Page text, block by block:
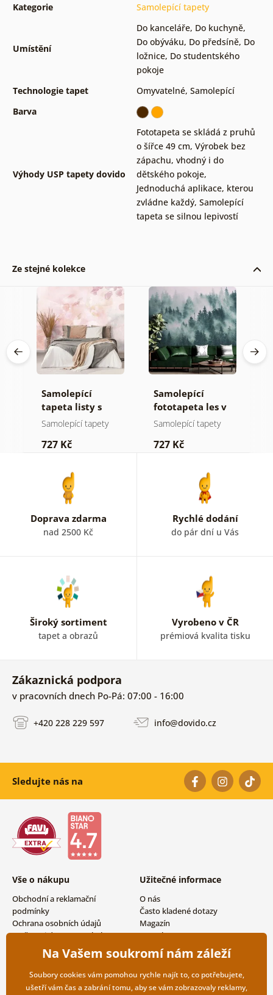
Kategorie Samolepící tapety
Umístění
Do kanceláře, Do kuchyně,
Do obýváku, Do předsíně, Do
ložnice, Do studentského
pokoje
Technologie tapet
Omyvatelné, Samolepící
Barva
Výhody USP tapety dovido
Fototapeta se skládá z pruhů
o šířce 49 cm, Výrobek bez
zápachu, vhodný i do
dětského pokoje,
Jednoduchá aplikace, kterou
zvládne každý, Samolepící
tapeta se silnou lepivostí
Ze stejné kolekce
Samolepící
tapeta listy s
pastelovým
Samolepící tapety
727 Kč
Samolepící
fototapeta les v
mlze
Samolepící tapety
727 Kč
Doprava zdarma
nad 2500 Kč
Rychlé dodání
do pár dní u Vás
Široký sortiment
tapet a obrazů
Vyrobeno v ČR
prémiová kvalita tisku
Zákaznická podpora
v pracovních dnech Po-Pá: 07:00 - 16:00
+420 228 229 597 info@dovido.cz
Sledujte nás na
Vše o nákupu
Obchodní a reklamační
podmínky
Ochrana osobních údajů
Možnosti dopravy a platby
Vrácení zboží
Užitečné informace
O nás
Často kladené dotazy
Magazín
Kontakty
Velkoobchodní spolupráce
Na Vašem soukromí nám záleží
Soubory cookies vám pomohou rychle najít to, co potřebujete,
ušetří vám čas a zabrání tomu, aby se vám zobrazovaly reklamy,